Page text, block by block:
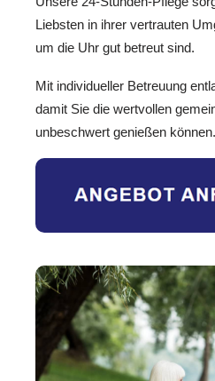
Liebsten in ihrer vertrauten
um die Uhr gut betreut sind.
Mit individueller Betreuung
damit Sie die wertvollen
unbeschwert genießen können.